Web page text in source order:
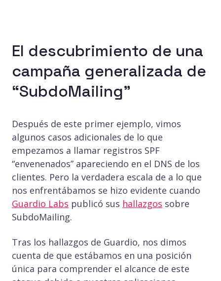
El descubrimiento de una
campaña generalizada de
“SubdoMailing”
Después de este primer ejemplo, vimos
algunos casos adicionales de lo que
empezamos a llamar registros SPF
“envenenados” apareciendo en el DNS de los
clientes. Pero la verdadera escala de a lo que
nos enfrentábamos se hizo evidente cuando
Guardio Labs publicó sus hallazgos sobre
SubdoMailing.
Tras los hallazgos de Guardio, nos dimos
cuenta de que estábamos en una posición
única para comprender el alcance de este